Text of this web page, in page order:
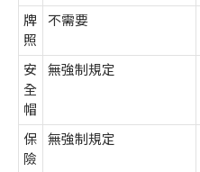
牌
照
不需要
安
全
帽
無強制規定
保
險
無強制規定